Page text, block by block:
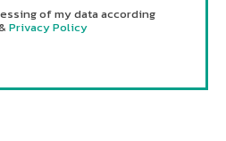
of my data according
Privacy Policy